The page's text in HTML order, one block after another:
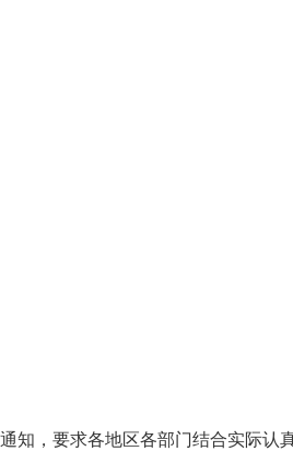
，要求各地区各部门结合实际认